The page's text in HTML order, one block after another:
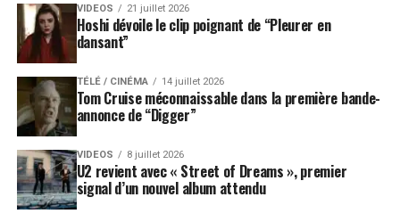
VIDEOS 21 juillet 2026
Hoshi dévoile le clip poignant de “Pleurer en
dansant”
TÉLÉ / CINÉMA 14 juillet 2026
Tom Cruise méconnaissable dans la première bande-
annonce de “Digger”
VIDEOS 8 juillet 2026
U2 revient avec « Street of Dreams », premier
signal d’un nouvel album attendu